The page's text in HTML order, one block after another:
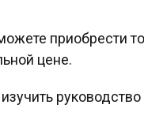
приобрести
цене.